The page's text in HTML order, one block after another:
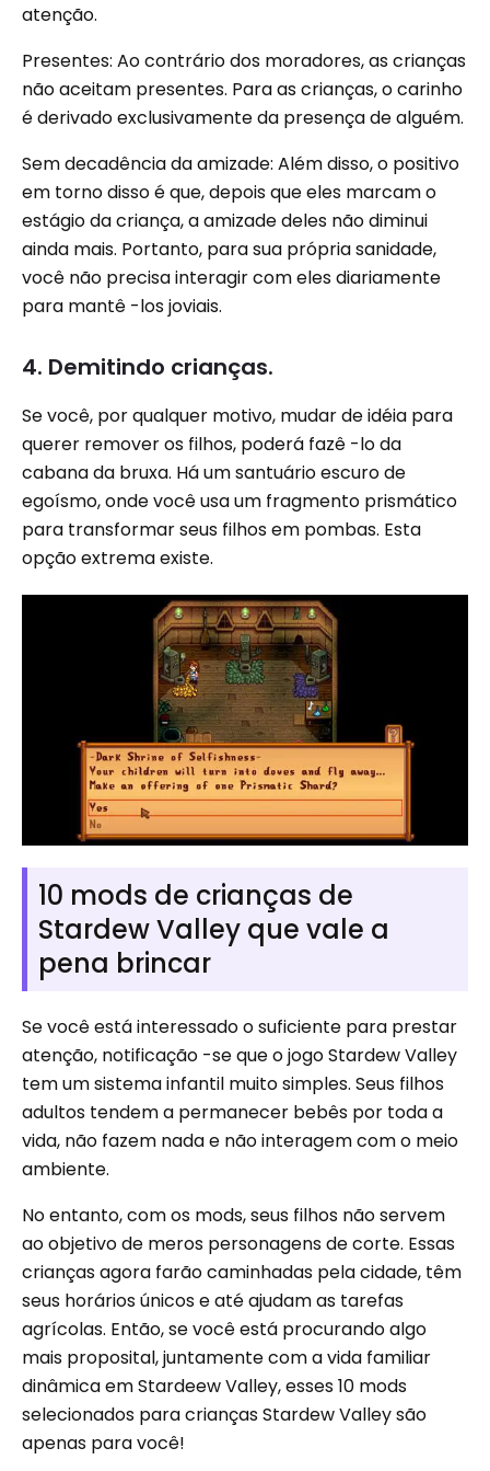
atenção.
Presentes: Ao contrário dos moradores, as crianças
não aceitam presentes. Para as crianças, o carinho
é derivado exclusivamente da presença de alguém.
Sem decadência da amizade: Além disso, o positivo
em torno disso é que, depois que eles marcam o
estágio da criança, a amizade deles não diminui
ainda mais. Portanto, para sua própria sanidade,
você não precisa interagir com eles diariamente
para mantê -los joviais.
4. Demitindo crianças.
Se você, por qualquer motivo, mudar de idéia para
querer remover os filhos, poderá fazê -lo da
cabana da bruxa. Há um santuário escuro de
egoísmo, onde você usa um fragmento prismático
para transformar seus filhos em pombas. Esta
opção extrema existe.
10 mods de crianças de
Stardew Valley que vale a
pena brincar
Se você está interessado o suficiente para prestar
atenção, notificação -se que o jogo Stardew Valley
tem um sistema infantil muito simples. Seus filhos
adultos tendem a permanecer bebês por toda a
vida, não fazem nada e não interagem com o meio
ambiente.
No entanto, com os mods, seus filhos não servem
ao objetivo de meros personagens de corte. Essas
crianças agora farão caminhadas pela cidade, têm
seus horários únicos e até ajudam as tarefas
agrícolas. Então, se você está procurando algo
mais proposital, juntamente com a vida familiar
dinâmica em Stardeew Valley, esses 10 mods
selecionados para crianças Stardew Valley são
apenas para você!